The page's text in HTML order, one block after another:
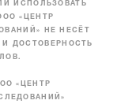
ИСПОЛЬЗОВАТЬ
«ЦЕНТР
НЕ НЕСЁТ
ДОСТОВЕРНОСТЬ
«ЦЕНТР